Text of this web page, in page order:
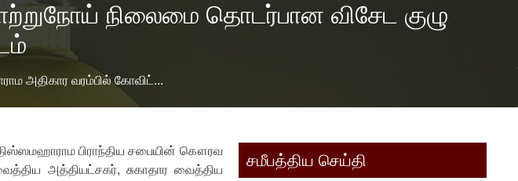
நிலைமை தொடர்பான விசேட குழு
அதிகார வரம்பில் கோவிட்...
பிராந்திய சபையின் கௌரவ
அத்தியட்சகர், சுகாதார வைத்திய
சமீபத்திய செய்தி